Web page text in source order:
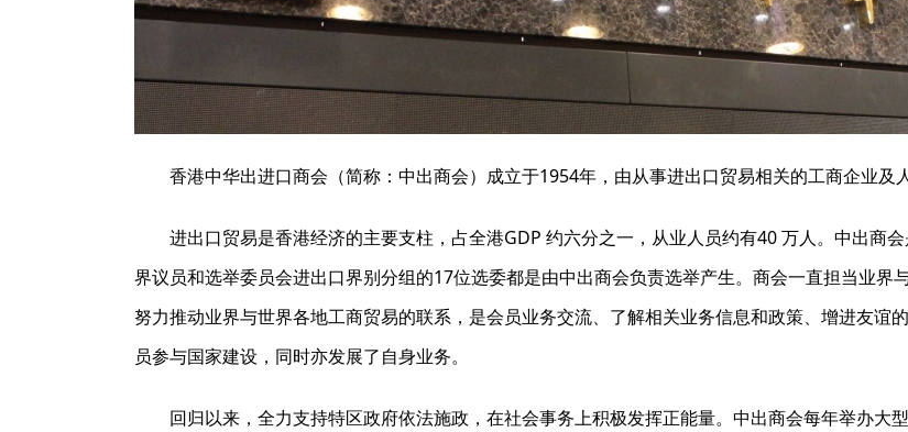
香港中华出进口商会（简称：中出商会）成立于1954年，由从事进出口贸易相关的工商企业及
进出口贸易是香港经济的主要支柱，占全港GDP 约六分之一，从业人员约有40 万人。中出商
界议员和选举委员会进出口界别分组的17位选委都是由中出商会负责选举产生。商会一直担当业界
努力推动业界与世界各地工商贸易的联系，是会员业务交流、了解相关业务信息和政策、增进友谊
员参与国家建设，同时亦发展了自身业务。
回归以来，全力支持特区政府依法施政，在社会事务上积极发挥正能量。中出商会每年举办大